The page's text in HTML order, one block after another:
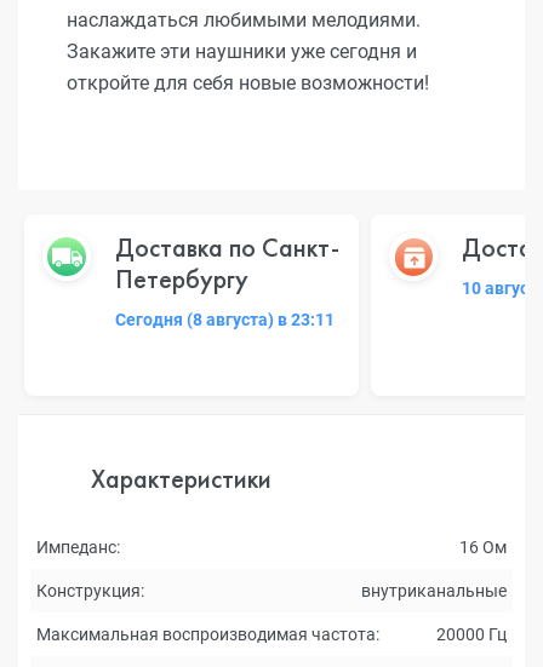
наслаждаться любимыми мелодиями.
Закажите эти наушники уже сегодня и
откройте для себя новые возможности!
Доставка по Санкт-
Петербургу
Сегодня (8 августа) в 23:11
10
Характеристики
Импеданс: 16 Ом
Конструкция: внутриканальные
Максимальная воспроизводимая частота: 20000 Гц